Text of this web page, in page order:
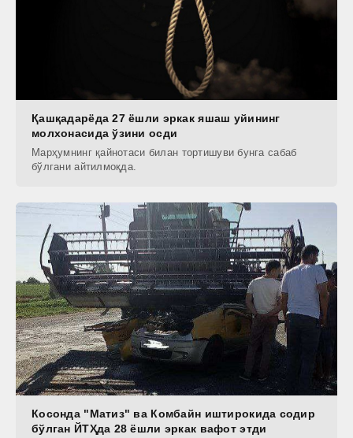
Қашқадарёда 27 ёшли эркак яшаш уйининг
молхонасида ўзини осди
Марҳумнинг қайнотаси билан тортишуви бунга сабаб
бўлгани айтилмоқда.
Косонда "Матиз" ва Комбайн иштирокида содир
бўлган ЙТҲда 28 ёшли эркак вафот этди